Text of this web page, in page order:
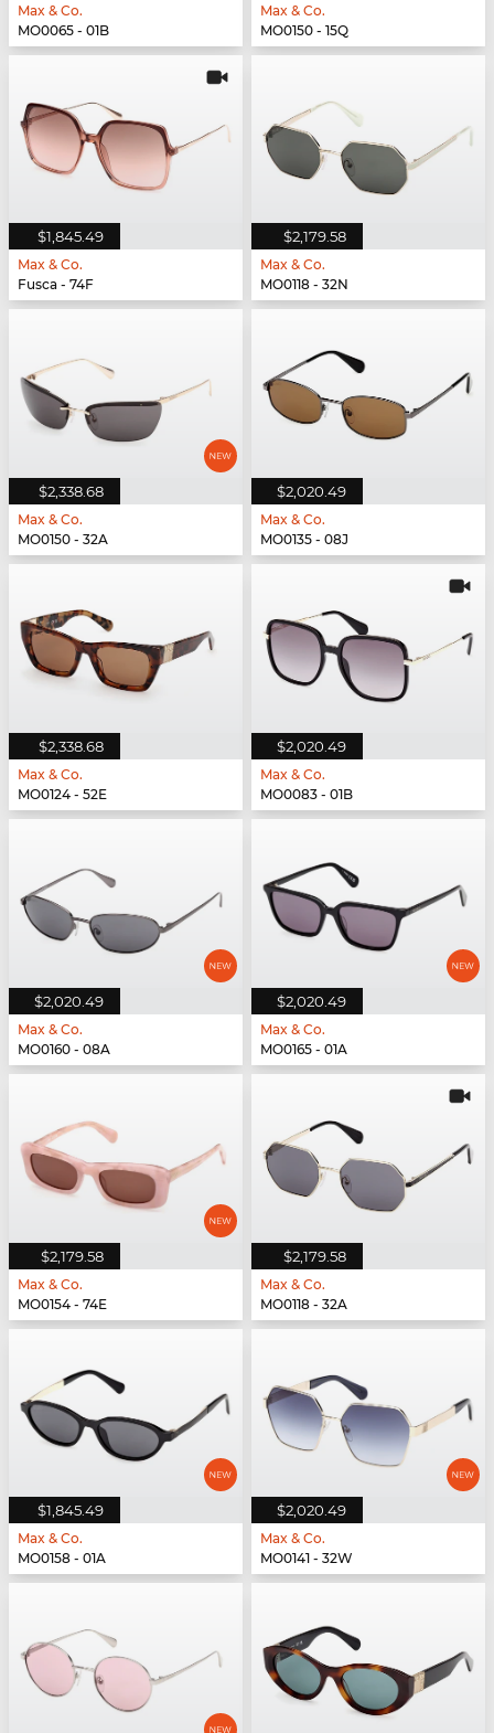
Max & Co.
MO0065 - 01B
Max & Co.
MO0150 - 15Q
$1,845.49
Max & Co.
Fusca - 74F
$2,179.58
Max & Co.
MO0118 - 32N
$2,338.68
Max & Co.
MO0150 - 32A
$2,020.49
Max & Co.
MO0135 - 08J
$2,338.68
Max & Co.
MO0124 - 52E
$2,020.49
Max & Co.
MO0083 - 01B
$2,020.49
Max & Co.
MO0160 - 08A
$2,020.49
Max & Co.
MO0165 - 01A
$2,179.58
Max & Co.
MO0154 - 74E
$2,179.58
Max & Co.
MO0118 - 32A
$1,845.49
Max & Co.
MO0158 - 01A
$2,020.49
Max & Co.
MO0141 - 32W